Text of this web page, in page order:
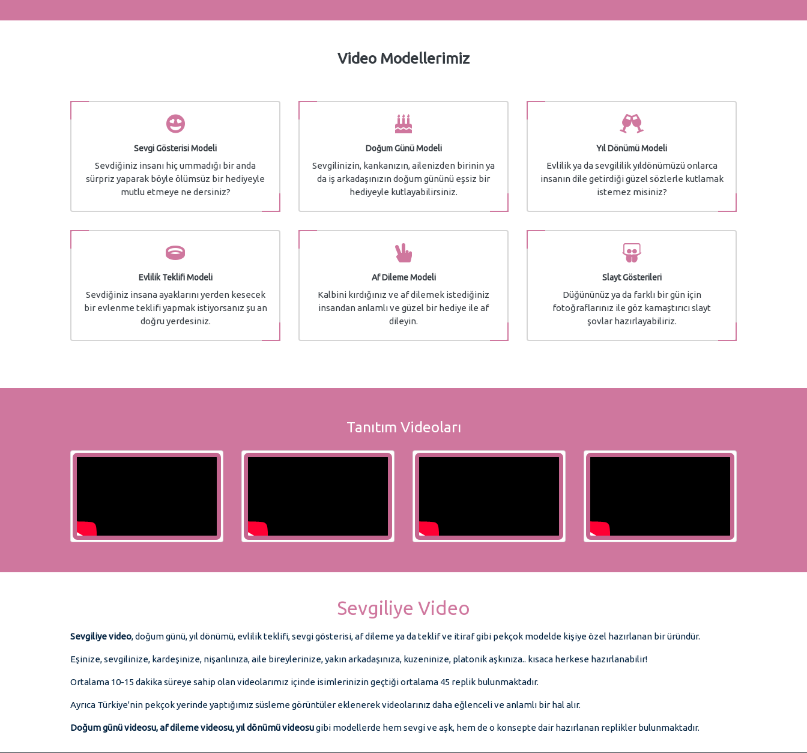
Video Modellerimiz
Sevgi Gösterisi Modeli
Sevdiğiniz insanı hiç ummadığı bir anda
sürpriz yaparak böyle ölümsüz bir hediyeyle
mutlu etmeye ne dersiniz?
Doğum Günü Modeli
Sevgilinizin, kankanızın, ailenizden birinin ya
da iş arkadaşınızın doğum gününü eşsiz bir
hediyeyle kutlayabilirsiniz.
Yıl Dönümü Modeli
Evlilik ya da sevgililik yıldönümüzü onlarca
insanın dile getirdiği güzel sözlerle kutlamak
istemez misiniz?
Evlilik Teklifi Modeli
Sevdiğiniz insana ayaklarını yerden kesecek
bir evlenme teklifi yapmak istiyorsanız şu an
doğru yerdesiniz.
Af Dileme Modeli
Kalbini kırdığınız ve af dilemek istediğiniz
insandan anlamlı ve güzel bir hediye ile af
dileyin.
Slayt Gösterileri
Düğününüz ya da farklı bir gün için
fotoğraflarınız ile göz kamaştırıcı slayt
şovlar hazırlayabiliriz.
Tanıtım Videoları
Sevgiliye Video
Sevgiliye video, doğum günü, yıl dönümü, evlilik teklifi, sevgi gösterisi, af dileme ya da teklif ve itiraf gibi pekçok modelde kişiye özel hazırlanan bir üründür.
Eşinize, sevgilinize, kardeşinize, nişanlınıza, aile bireylerinize, yakın arkadaşınıza, kuzeninize, platonik aşkınıza.. kısaca herkese hazırlanabilir!
Ortalama 10-15 dakika süreye sahip olan videolarımız içinde isimlerinizin geçtiği ortalama 45 replik bulunmaktadır.
Ayrıca Türkiye'nin pekçok yerinde yaptığımız süsleme görüntüler eklenerek videolarınız daha eğlenceli ve anlamlı bir hal alır.
Doğum günü videosu, af dileme videosu, yıl dönümü videosugibi modellerde hem sevgi ve aşk, hem de o konsepte dair hazırlanan replikler bulunmaktadır.